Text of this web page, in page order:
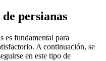
persianas
es fundamental para
A continuación, se
en este tipo de